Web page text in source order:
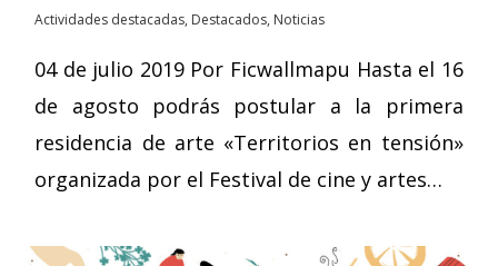
Actividades destacadas, Destacados, Noticias
04 de julio 2019 Por Ficwallmapu Hasta el 16
de agosto podrás postular a la primera
residencia de arte «Territorios en tensión»
organizada por el Festival de cine y artes…